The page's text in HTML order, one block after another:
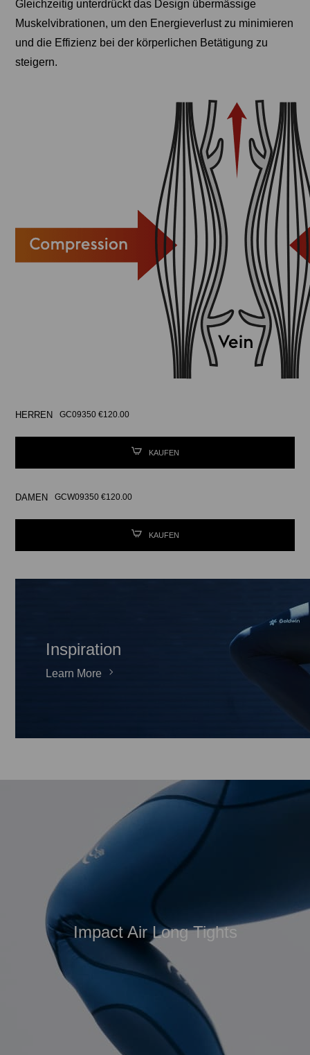
Gleichzeitig unterdrückt das Design übermässige
Muskelvibrationen, um den Energieverlust zu minimieren
und die Effizienz bei der körperlichen Betätigung zu
steigern.
HERREN GC09350 €120.00
KAUFEN
DAMEN GCW09350 €120.00
KAUFEN
Inspiration
Learn More
Impact Air Long Tights